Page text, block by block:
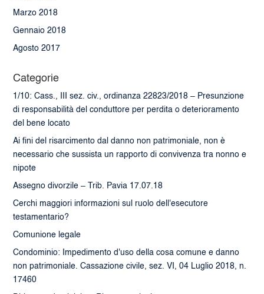
Marzo 2018
Gennaio 2018
Agosto 2017
Categorie
1/10: Cass., III sez. civ., ordinanza 22823/2018 – Presunzione
di responsabilità del conduttore per perdita o deterioramento
del bene locato
Ai fini del risarcimento dal danno non patrimoniale, non è
necessario che sussista un rapporto di convivenza tra nonno e
nipote
Assegno divorzile – Trib. Pavia 17.07.18
Cerchi maggiori informazioni sul ruolo dell'esecutore
testamentario?
Comunione legale
Condominio: Impedimento d'uso della cosa comune e danno
non patrimoniale. Cassazione civile, sez. VI, 04 Luglio 2018, n.
17460